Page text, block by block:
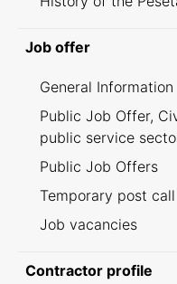
Job offer
General Information
Public Job Offer,
public service
Public Job Offers
Temporary post call
Job vacancies
Contractor profile